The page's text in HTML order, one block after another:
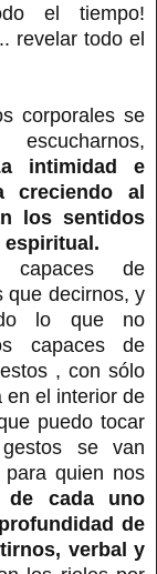
el tiempo!
revelar todo el
corporales se
intimidad e
creciendo al
los sentidos
espiritual.
capaces de
que decirnos, y
lo que no
capaces de
, con sólo
en el interior de
puedo tocar
se van
quien nos
de cada uno
de
verbal y